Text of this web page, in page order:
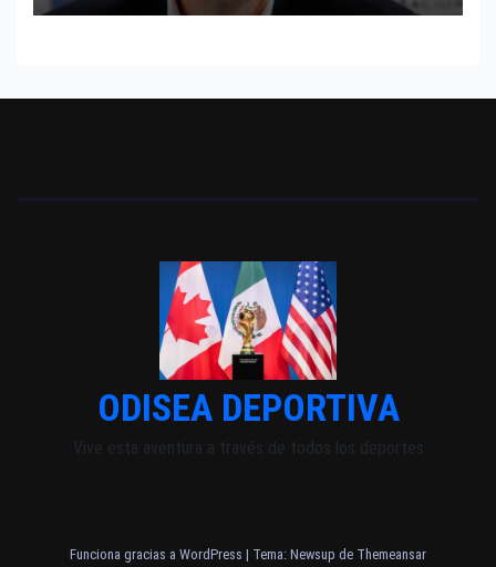
ODISEA DEPORTIVA
Vive esta aventura a través de todos los deportes
Funciona gracias a WordPress | Tema: Newsup de Themeansar